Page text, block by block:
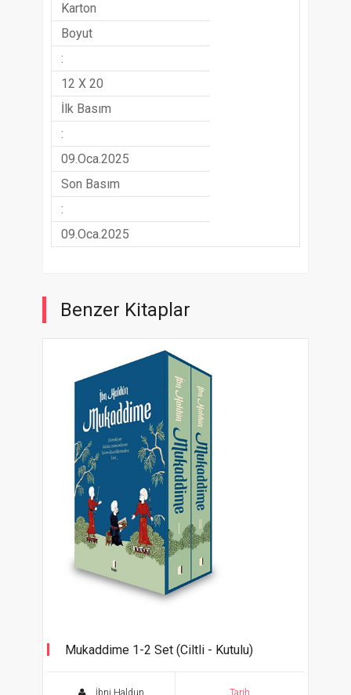
Karton
Boyut
:
12 X 20
İlk Basım
:
09.Oca.2025
Son Basım
:
09.Oca.2025
Benzer Kitaplar
Mukaddime 1-2 Set (Ciltli - Kutulu)